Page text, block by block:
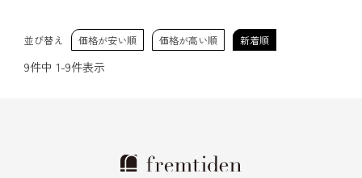
並び替え 価格が安い順 価格が高い順 新着順
9件中 1-9件表示